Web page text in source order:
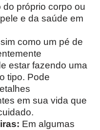
próprio corpo ou
e da saúde em
como um pé de
estar fazendo uma
tipo. Pode
em sua vida que
Em algumas